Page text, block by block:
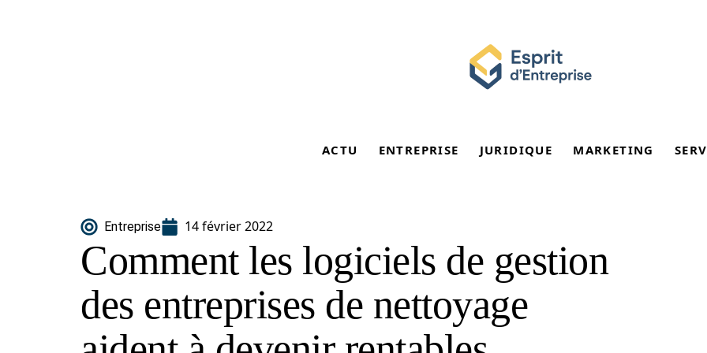
ACTU ENTREPRISE JURIDIQUE MARKETING
Entreprise 14 février 2022
Comment les logiciels de gestion
des entreprises de nettoyage